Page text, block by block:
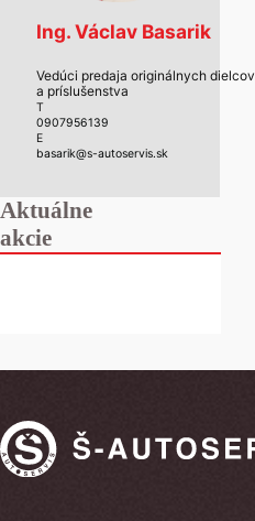
Ing. Václav Basarik
Vedúci predaja originálnych dielcov
a príslušenstva
T
0907956139
E
basarik@s-autoservis.sk
Aktuálne
akcie